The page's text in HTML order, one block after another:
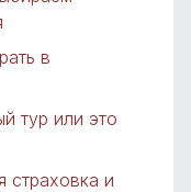
в
тур или это
страховка и